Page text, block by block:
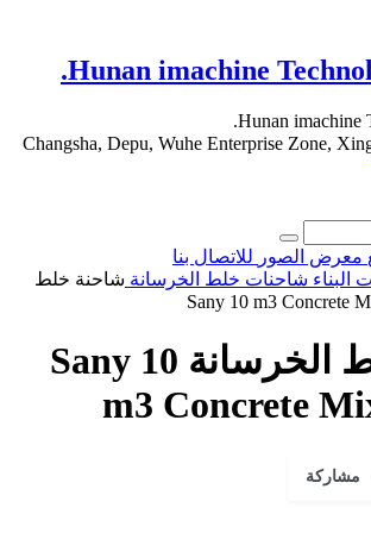
Hunan imachine
Hunan imachine
معرض الصور للاتصال بنا
البناء شاحنات خلط الخرسانة شاحنة خلط
شاحنة خلط الخرسانة Sany 10
m3 Concrete
مشاركة